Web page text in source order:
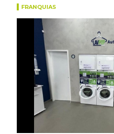
FRANQUIAS